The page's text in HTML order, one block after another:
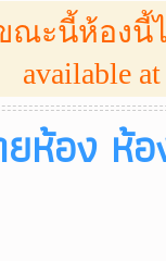
ะนี้ห้องนี้ไ
available
ยห้อง ห้